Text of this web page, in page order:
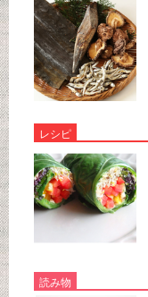
レシピ
読み物